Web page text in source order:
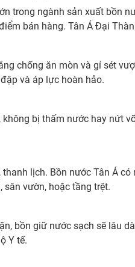
trong ngành sản xuất bồn
bán hàng. Tân Á Đại
chống ăn mòn và gỉ sét
và áp lực hoàn hảo.
bị thấm nước hay nứt
lịch. Bồn nước Tân Á
vườn, hoặc tầng trệt.
bồn giữ nước sạch sẽ lâu
Y tế.